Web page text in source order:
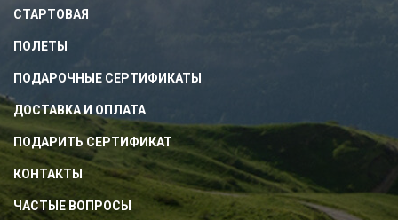
СТАРТОВАЯ
ПОЛЕТЫ
ПОДАРОЧНЫЕ СЕРТИФИКАТЫ
ДОСТАВКА И ОПЛАТА
ПОДАРИТЬ СЕРТИФИКАТ
КОНТАКТЫ
ЧАСТЫЕ ВОПРОСЫ